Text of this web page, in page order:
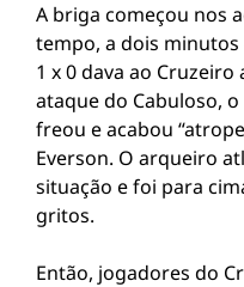
A briga começou nos
tempo, a dois
1 x 0 dava ao
ataque do Cabuloso,
freou e acabou
Everson. O arqueiro
situação e foi para
gritos.
Então, jogadores do